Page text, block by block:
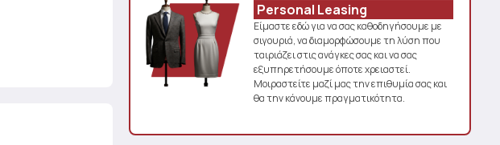
Personal Leasing
Είμαστε εδώ για να σας καθοδηγήσουμε με
σιγουριά, να διαμορφώσουμε τη λύση που
ταιριάζει στις ανάγκες σας και να σας
εξυπηρετήσουμε όποτε χρειαστεί.
Μοιραστείτε μαζί μας την επιθυμία σας και
θα την κάνουμε πραγματικότητα.